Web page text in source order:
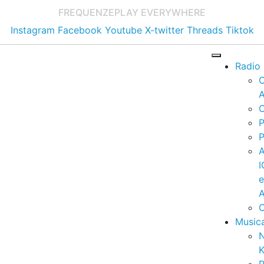
FREQUENZEPLAY EVERYWHERE
Instagram Facebook Youtube X-twitter Threads Tiktok
Radio
e